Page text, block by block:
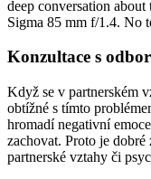
Konzultace s
Když se v partnerském
obtížné s tímto
hromadí negativní
zachovat. Proto je
partnerské vztahy či